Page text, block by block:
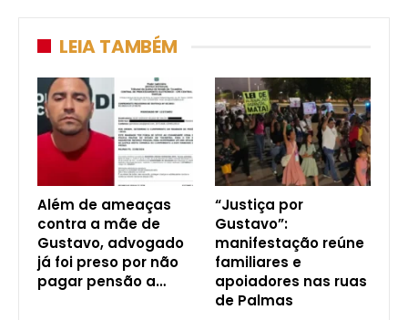
LEIA TAMBÉM
Além de ameaças
contra a mãe de
Gustavo, advogado
já foi preso por não
pagar pensão a…
“Justiça por
Gustavo”:
manifestação reúne
familiares e
apoiadores nas ruas
de Palmas